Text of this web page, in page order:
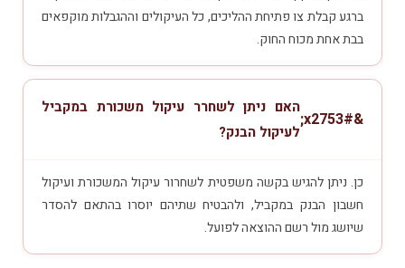
ברגע קבלת צו פתיחת ההליכים, כל העיקולים וההגבלות מוקפאים
בבת אחת מכוח החוק.
האם ניתן לשחרר עיקול משכורת במקביל
לעיקול הבנק?
כן. ניתן להגיש בקשה משפטית לשחרור עיקול המשכורת ועיקול
חשבון הבנק במקביל, ולהבטיח שתיהם יוסרו בהתאם להסדר
שיושג מול רשם ההוצאה לפועל.